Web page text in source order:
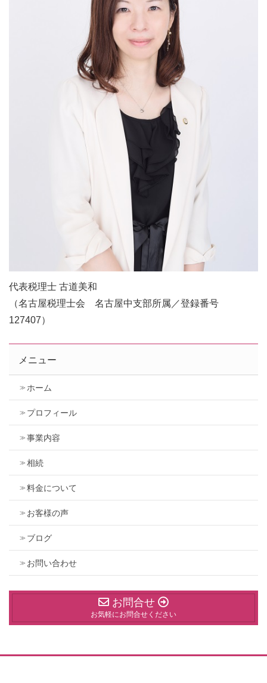
代表税理士 古道美和
（名古屋税理士会 名古屋中支部所属／登録番号
127407）
メニュー
ホーム
プロフィール
事業内容
相続
料金について
お客様の声
ブログ
お問い合わせ
お問合せ
お気軽にお問合せください